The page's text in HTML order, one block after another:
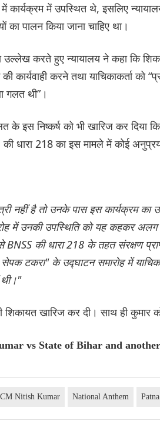
कार्यक्रम में उपस्थित थे, इसलिए
का पालन किया जाना चाहिए था।
उल्लेख करते हुए न्यायालय ने कहा कि
की कार्यवाही करने तथा याचिकाकर्ता को
गलत थी”।
के इस निष्कर्ष को भी खारिज कर दिया
धारा 218 का इस मामले में कोई
नहीं है तो उनके पास इस कार्यक्रम
में उनकी उपस्थिति को यह कहकर
की धारा 218 के तहत संरक्षण
टकरा" के उद्घाटन समारोह में
शिकायत खारिज कर दी। साथ ही कुमार
vs State of Bihar and
CM Nitish Kumar National Anthem